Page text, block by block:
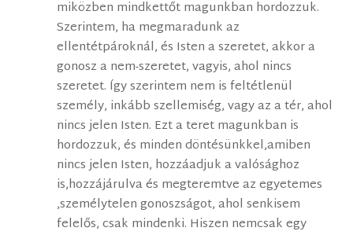
miközben mindkettőt magunkban hordozzuk.
Szerintem, ha megmaradunk az
ellentétpároknál, és Isten a szeretet, akkor a
gonosz a nem-szeretet, vagyis, ahol nincs
szeretet. Így szerintem nem is feltétlenül
személy, inkább szellemiség, vagy az a tér, ahol
nincs jelen Isten. Ezt a teret magunkban is
hordozzuk, és minden döntésünkkel,amiben
nincs jelen Isten, hozzáadjuk a valósághoz
is,hozzájárulva és megteremtve az egyetemes
,személytelen gonoszságot, ahol senkisem
felelős, csak mindenki. Hiszen nemcsak egy